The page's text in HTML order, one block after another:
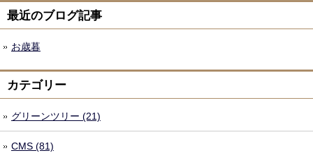
最近のブログ記事
お歳暮
カテゴリー
グリーンツリー (21)
CMS (81)